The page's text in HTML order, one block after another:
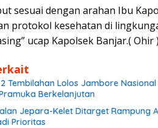
sesuai dengan arahan Ibu
protokol kesehatan di
ucap Kapolsek Banjar.( Ohir )
2 Tembilahan Lolos Jambore Nasional
Berkelanjutan
Jepara-Kelet Ditarget Rampung
Prioritas